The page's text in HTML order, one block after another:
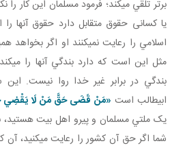
برتر تلقي مي کند؛ فرمود مسلمان اين کار
يا کسانی حقوق متقابل دارد حقوق آنها
اسلامي را رعايت نمي کنند او اگر بخواهد
مثل اين است که دارد بندگي آنها را مي
بندگي در برابر غير خدا روا نيست. اين
ابيطالب است «مَنْ قَضَى حَقَّ مَنْ لَا يَقْضِي
يک ملتي مسلمان و پيرو اهل بيت هستيد،
شما اگر حق آن کشور را رعايت مي کنيد، آن